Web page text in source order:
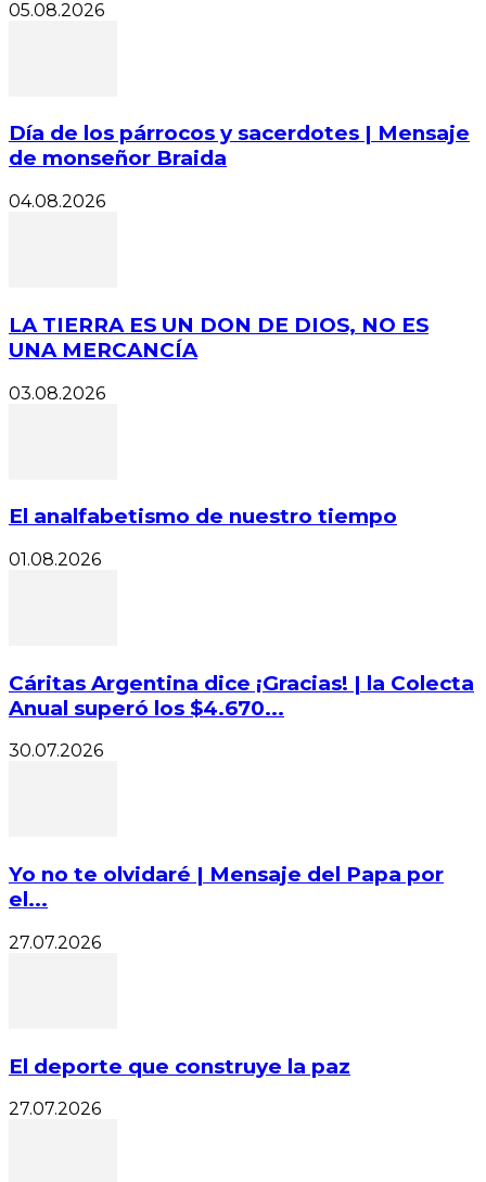
05.08.2026
Día de los párrocos y sacerdotes | Mensaje
de monseñor Braida
04.08.2026
LA TIERRA ES UN DON DE DIOS, NO ES
UNA MERCANCÍA
03.08.2026
El analfabetismo de nuestro tiempo
01.08.2026
Cáritas Argentina dice ¡Gracias! | la Colecta
Anual superó los $4.670...
30.07.2026
Yo no te olvidaré | Mensaje del Papa por
el...
27.07.2026
El deporte que construye la paz
27.07.2026